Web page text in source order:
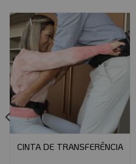
CINTA DE TRANSFERÊNCIA